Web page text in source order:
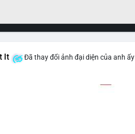
It Đã thay đổi ảnh đại diện của anh ấy